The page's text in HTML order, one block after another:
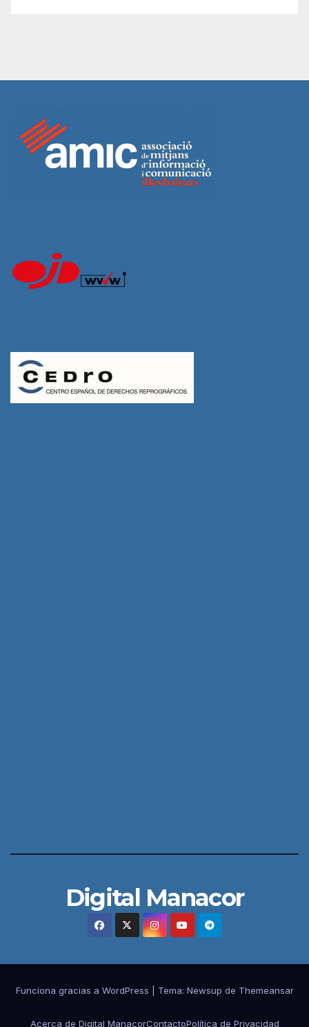
Digital Manacor
Funciona gracias a WordPress Tema: Newsup de Themeansar
Acerca de Digital ManacorContactoPolítica de Privacidad